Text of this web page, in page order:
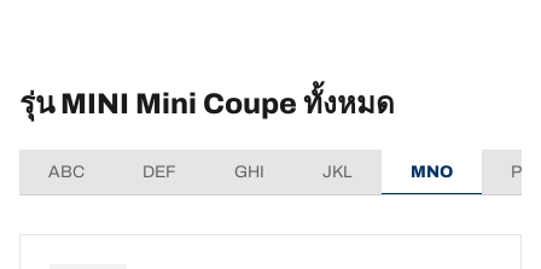
รุ่น MINI Mini Coupe ทั้งหมด
ABC DEF GHI JKL MNO